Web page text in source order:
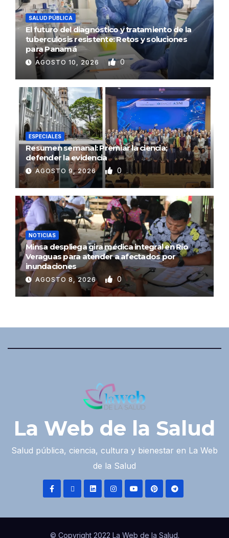
SALUD PÚBLICA
El futuro del diagnóstico y tratamiento de la
tuberculosis resistente: Retos y soluciones
para Panamá
AGOSTO 10, 2026 0
ESPECIALES
Resumen semanal: Premiar la ciencia;
defender la evidencia
AGOSTO 9, 2026 0
NOTICIAS
Minsa despliega gira médica integral en Río
Veraguas para atender a afectados por
inundaciones
AGOSTO 8, 2026 0
La Web de la Salud
Salud pública, ciencia, cultura y bienestar en La Web
de la Salud
© Copyright 2022 La Web de la Salud.